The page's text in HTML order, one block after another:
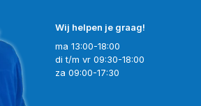
Wij helpen je graag!
ma 13:00-18:00
di t/m vr 09:30-18:00
za 09:00-17:30